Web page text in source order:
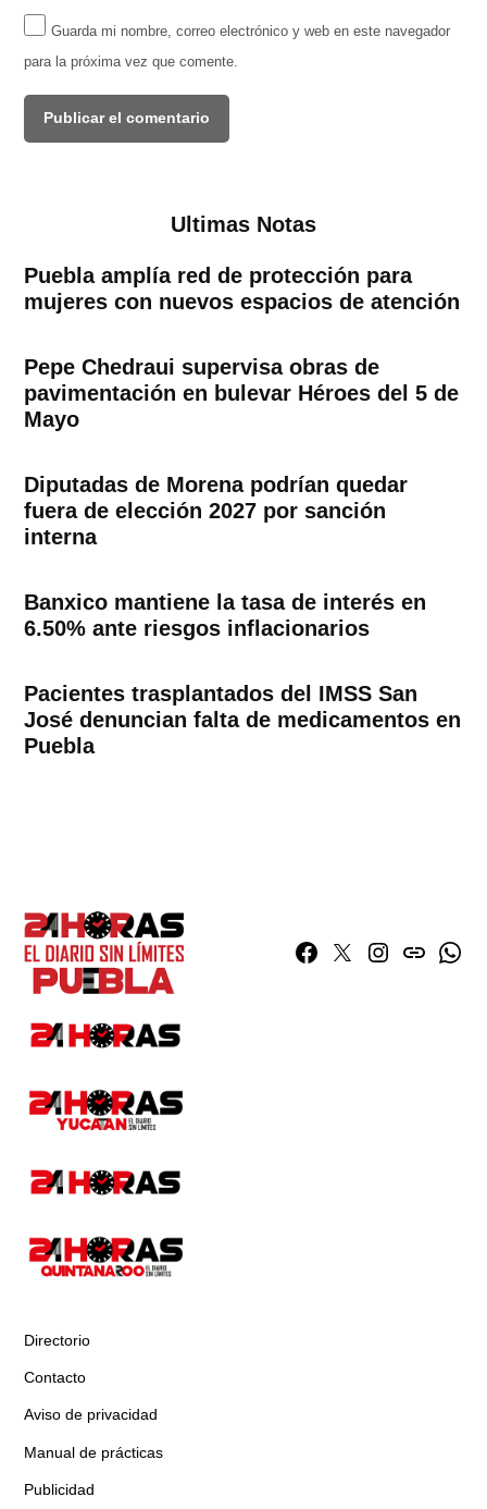
Guarda mi nombre, correo electrónico y web en este navegador
para la próxima vez que comente.
Ultimas Notas
Puebla amplía red de protección para
mujeres con nuevos espacios de atención
Pepe Chedraui supervisa obras de
pavimentación en bulevar Héroes del 5 de
Mayo
Diputadas de Morena podrían quedar
fuera de elección 2027 por sanción
interna
Banxico mantiene la tasa de interés en
6.50% ante riesgos inflacionarios
Pacientes trasplantados del IMSS San
José denuncian falta de medicamentos en
Puebla
Facebook
TwitterInstagram
issuu
Directorio
Contacto
Aviso de privacidad
Manual de prácticas
Publicidad